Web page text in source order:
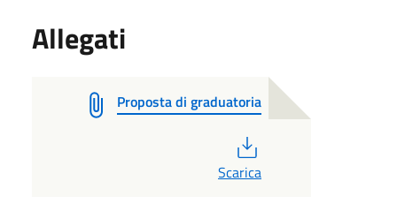
Allegati
Proposta di graduatoria
Scarica